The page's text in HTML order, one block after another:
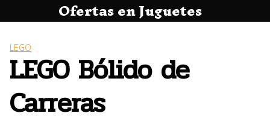
al
Ofertas en Juguetes
LEGO
LEGO Bólido de
Carreras